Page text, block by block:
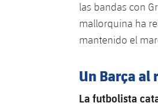
las bandas con
mallorquina ha
mantenido el
Un Barça al
La futbolista